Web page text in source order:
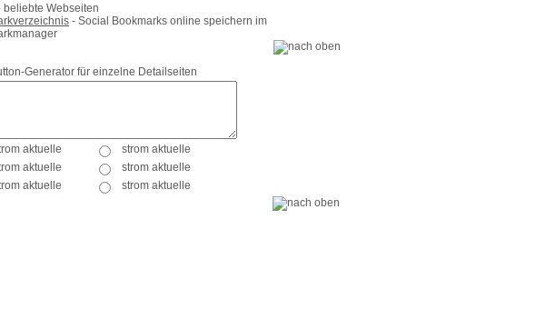
beliebte Webseiten
- Social Bookmarks online speichern im
Generator für einzelne Detailseiten